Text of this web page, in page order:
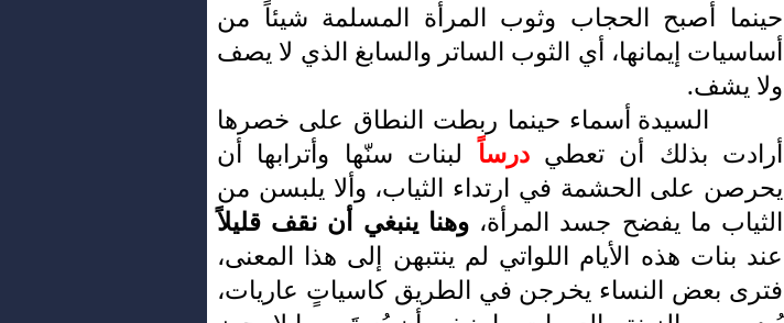
حينما أصبح الحجاب وثوب المرأة المسلمة شيئاً من
أساسيات إيمانها، أي الثوب الساتر والسابغ الذي لا يصف
ولا يشف.
السيدة أسماء حينما ربطت النطاق على خصرها
أرادت بذلك أن تعطيدرساًلبنات سنّها وأترابها أن
يحرصن على الحشمة في ارتداء الثياب، وألا يلبسن من
الثياب ما يفضح جسد المرأة،وهنا ينبغي أن نقف قليلاً
عند بنات هذه الأيام اللواتي لم ينتبهن إلى هذا المعنى،
فترى بعض النساء يخرجن في الطريق كاسياتٍ عاريات،